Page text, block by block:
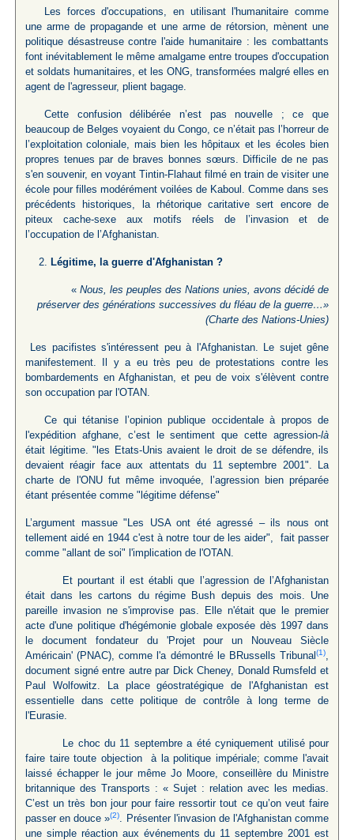
Les forces d'occupations, en utilisant l'humanitaire comme
une arme de propagande et une arme de rétorsion, mènent une
politique désastreuse contre l'aide humanitaire : les combattants
font inévitablement le même amalgame entre troupes d'occupation
et soldats humanitaires, et les ONG, transformées malgré elles en
agent de l'agresseur, plient bagage.
Cette confusion délibérée n’est pas nouvelle ; ce que
beaucoup de Belges voyaient du Congo, ce n’était pas l’horreur de
l’exploitation coloniale, mais bien les hôpitaux et les écoles bien
propres tenues par de braves bonnes sœurs. Difficile de ne pas
s'en souvenir, en voyant Tintin-Flahaut filmé en train de visiter une
école pour filles modérément voilées de Kaboul. Comme dans ses
précédents historiques, la rhétorique caritative sert encore de
piteux cache-sexe aux motifs réels de l’invasion et de
l’occupation de l’Afghanistan.
Légitime, la guerre d'Afghanistan ?
« Nous, les peuples des Nations unies, avons décidé de
préserver des générations successives du fléau de la guerre…»
(Charte des Nations-Unies)
Les pacifistes s'intéressent peu à l'Afghanistan. Le sujet gêne
manifestement. Il y a eu très peu de protestations contre les
bombardements en Afghanistan, et peu de voix s'élèvent contre
son occupation par l'OTAN.
Ce qui tétanise l’opinion publique occidentale à propos de
l'expédition afghane, c’est le sentiment que cette agression-là
était légitime. "les Etats-Unis avaient le droit de se défendre, ils
devaient réagir face aux attentats du 11 septembre 2001". La
charte de l'ONU fut même invoquée, l’agression bien préparée
étant présentée comme "légitime défense"
L’argument massue "Les USA ont été agressé – ils nous ont
tellement aidé en 1944 c'est à notre tour de les aider", fait passer
comme "allant de soi" l'implication de l'OTAN.
Et pourtant il est établi que l’agression de l’Afghanistan
était dans les cartons du régime Bush depuis des mois. Une
pareille invasion ne s'improvise pas. Elle n'était que le premier
acte d'une politique d'hégémonie globale exposée dès 1997 dans
le document fondateur du 'Projet pour un Nouveau Siècle
Américain' (PNAC), comme l'a démontré le BRussells Tribunal(1),
document signé entre autre par Dick Cheney, Donald Rumsfeld et
Paul Wolfowitz. La place géostratégique de l'Afghanistan est
essentielle dans cette politique de contrôle à long terme de
l'Eurasie.
Le choc du 11 septembre a été cyniquement utilisé pour
faire taire toute objection à la politique impériale; comme l'avait
laissé échapper le jour même Jo Moore, conseillère du Ministre
britannique des Transports : « Sujet : relation avec les medias.
C’est un très bon jour pour faire ressortir tout ce qu’on veut faire
passer en douce »(2). Présenter l'invasion de l'Afghanistan comme
une simple réaction aux événements du 11 septembre 2001 est